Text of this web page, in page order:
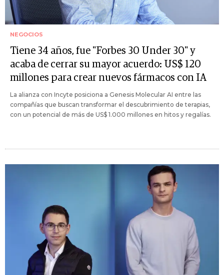
NEGOCIOS
Tiene 34 años, fue "Forbes 30 Under 30" y
acaba de cerrar su mayor acuerdo: US$ 120
millones para crear nuevos fármacos con IA
La alianza con Incyte posiciona a Genesis Molecular AI entre las
compañías que buscan transformar el descubrimiento de terapias,
con un potencial de más de US$ 1.000 millones en hitos y regalías.